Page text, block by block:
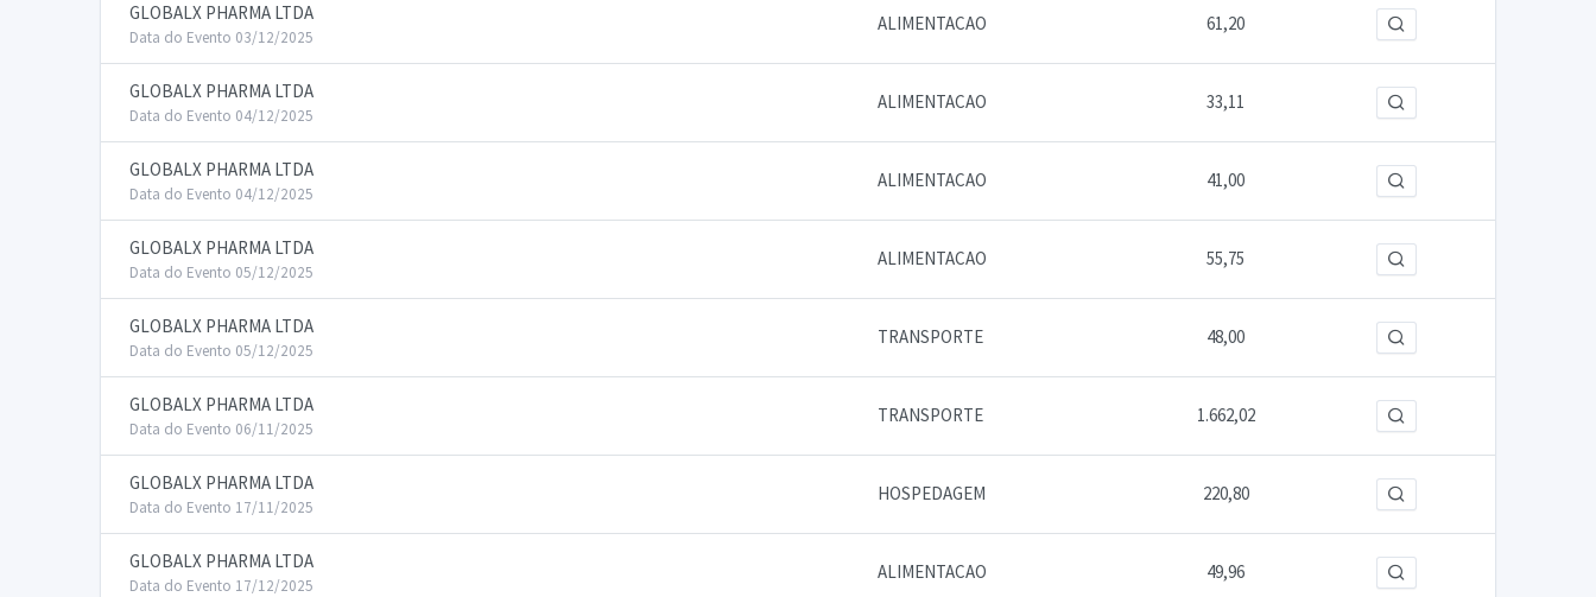
GLOBALX PHARMA LTDA
Data do Evento 03/12/2025
ALIMENTACAO 61,20
GLOBALX PHARMA LTDA
Data do Evento 04/12/2025
ALIMENTACAO 33,11
GLOBALX PHARMA LTDA
Data do Evento 04/12/2025
ALIMENTACAO 41,00
GLOBALX PHARMA LTDA
Data do Evento 05/12/2025
ALIMENTACAO 55,75
GLOBALX PHARMA LTDA
Data do Evento 05/12/2025
TRANSPORTE 48,00
GLOBALX PHARMA LTDA
Data do Evento 06/11/2025
TRANSPORTE 1.662,02
GLOBALX PHARMA LTDA
Data do Evento 17/11/2025
HOSPEDAGEM 220,80
GLOBALX PHARMA LTDA
Data do Evento 17/12/2025
ALIMENTACAO 49,96